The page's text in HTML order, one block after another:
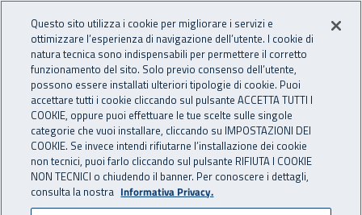
INAIL - Istituto Nazionale
Apri cerca
Navigazione principale
Navigazione - Ti trovi in:
Home Inail comunica Eventi
23 febbraio 2024
Questo sito utilizza i cookie per migliorare i servizi e
ottimizzare l’esperienza di navigazione dell’utente. I cookie di
natura tecnica sono indispensabili per permettere il corretto
funzionamento del sito. Solo previo consenso dell’utente,
possono essere installati ulteriori tipologie di cookie. Puoi
accettare tutti i cookie cliccando sul pulsante ACCETTA TUTTI I
COOKIE, oppure puoi effettuare le tue scelte sulle singole
categorie che vuoi installare, cliccando su IMPOSTAZIONI DEI
COOKIE. Se invece intendi rifiutarne l’installazione dei cookie
non tecnici, puoi farlo cliccando sul pulsante RIFIUTA I COOKIE
NON TECNICI o chiudendo il banner. Per conoscere i dettagli,
consulta la nostra Informativa Privacy.